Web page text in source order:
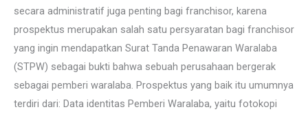
secara administratif juga penting bagi franchisor, karena
prospektus merupakan salah satu persyaratan bagi franchisor
yang ingin mendapatkan Surat Tanda Penawaran Waralaba
(STPW) sebagai bukti bahwa sebuah perusahaan bergerak
sebagai pemberi waralaba. Prospektus yang baik itu umumnya
terdiri dari: Data identitas Pemberi Waralaba, yaitu fotokopi